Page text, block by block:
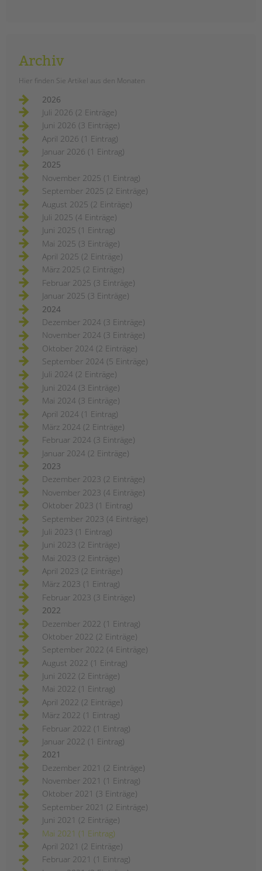
Intranet
Archiv
Hier finden Sie Artikel aus den Monaten
2026
Juli 2026 (2 Einträge)
Juni 2026 (3 Einträge)
April 2026 (1 Eintrag)
Januar 2026 (1 Eintrag)
2025
November 2025 (1 Eintrag)
September 2025 (2 Einträge)
August 2025 (2 Einträge)
Juli 2025 (4 Einträge)
Juni 2025 (1 Eintrag)
Mai 2025 (3 Einträge)
April 2025 (2 Einträge)
März 2025 (2 Einträge)
Februar 2025 (3 Einträge)
Januar 2025 (3 Einträge)
2024
Dezember 2024 (3 Einträge)
November 2024 (3 Einträge)
Oktober 2024 (2 Einträge)
September 2024 (5 Einträge)
Juli 2024 (2 Einträge)
Juni 2024 (3 Einträge)
Mai 2024 (3 Einträge)
April 2024 (1 Eintrag)
März 2024 (2 Einträge)
Februar 2024 (3 Einträge)
Januar 2024 (2 Einträge)
2023
Dezember 2023 (2 Einträge)
November 2023 (4 Einträge)
Oktober 2023 (1 Eintrag)
September 2023 (4 Einträge)
Juli 2023 (1 Eintrag)
Juni 2023 (2 Einträge)
Mai 2023 (2 Einträge)
April 2023 (2 Einträge)
März 2023 (1 Eintrag)
Februar 2023 (3 Einträge)
2022
Dezember 2022 (1 Eintrag)
Oktober 2022 (2 Einträge)
September 2022 (4 Einträge)
August 2022 (1 Eintrag)
Juni 2022 (2 Einträge)
Mai 2022 (1 Eintrag)
April 2022 (2 Einträge)
März 2022 (1 Eintrag)
Februar 2022 (1 Eintrag)
Januar 2022 (1 Eintrag)
2021
Dezember 2021 (2 Einträge)
November 2021 (1 Eintrag)
Oktober 2021 (3 Einträge)
September 2021 (2 Einträge)
Juni 2021 (2 Einträge)
Mai 2021 (1 Eintrag)
April 2021 (2 Einträge)
Februar 2021 (1 Eintrag)